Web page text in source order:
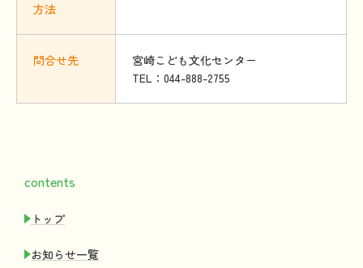
方法
問合せ先
宮崎こども文化センター
TEL：044-888-2755
contents
トップ
お知 らせ一覧